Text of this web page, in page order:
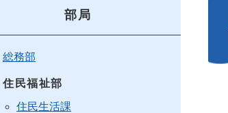
部局
総務部
住民福祉部
住民生活課